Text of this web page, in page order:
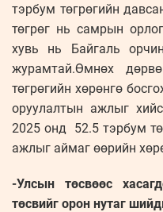
тэрбум төгрөгийн
төгрөг нь самрын
хувь нь Байгаль
журамтай.Өмнөх
төгрөгийн хөрөнгө
оруулалтын ажлыг
2025 онд 52.5 тэрбум
ажлыг аймаг өөрийн
-Улсын төсвөөс
төсвийг орон нутаг